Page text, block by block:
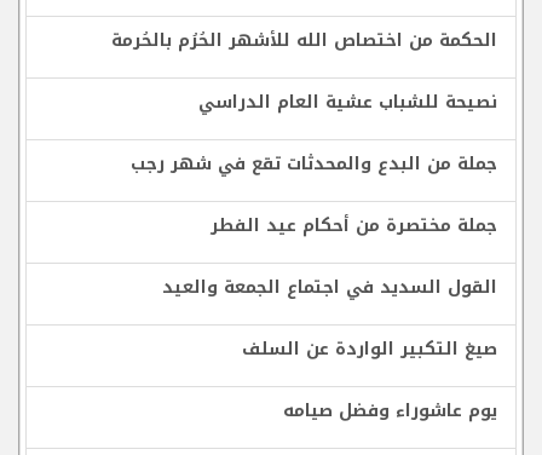
الحكمة من اختصاص الله للأشهر الحُرُم بالحُرمة
نصيحة للشباب عشية العام الدراسي
جملة من البدع والمحدثات تقع في شهر رجب
جملة مختصرة من أحكام عيد الفطر
القول السديد في اجتماع الجمعة والعيد
صيغ التكبير الواردة عن السلف
يوم عاشوراء وفضل صيامه